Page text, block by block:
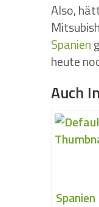
Also,
Spanien
heute
Auch
Spanien